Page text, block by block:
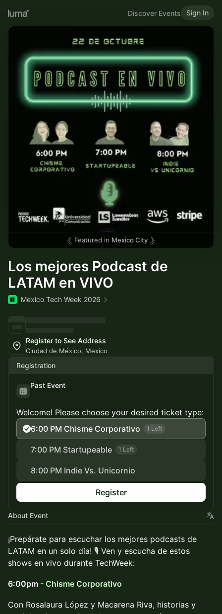
Discover Events Sign In
Featured in Mexico City
Los mejores Podcast de
LATAM en VIVO
Mexico Tech Week 2026
Register to See Address
Ciudad de México, Mexico
Registration
Past Event
Welcome! Please choose your desired ticket type:
6:00 PM Chisme Corporativo
1 Left
7:00 PM Startupeable 1 Left
8:00 PM Indie Vs. Unicornio
Register
About Event
¡Prepárate para escuchar los mejores podcasts de
LATAM en un solo día! 🎙️ Ven y escucha de estos
shows en vivo durante TechWeek:
6:00pm - Chisme Corporativo
Con Rosalaura López y Macarena Riva, historias y